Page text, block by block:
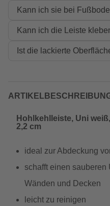
Kann ich sie bei
Kann ich die Leiste
Ist die lackierte
Hohlkehlleiste, Uni
2,2 cm
ideal zur Abdeckung
schafft einen sauberen
Wänden und Decken
leicht zu reinigen